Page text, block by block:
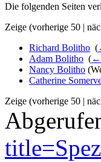
Die folgenden Seiten
Zeige (vorherige 50 |
Richard Bolitho (
Adam Bolitho (←
Nancy Bolitho
Catherine
Zeige (vorherige 50 |